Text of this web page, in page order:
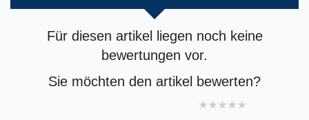
Für diesen artikel liegen noch keine
bewertungen vor.
Sie möchten den artikel bewerten?
4 stars
3 stars
2 stars
1 star